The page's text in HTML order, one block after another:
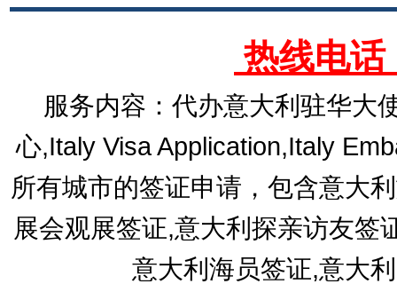
热线电话
服务内容：代办意大利驻华大
心,Italy Visa Application,Italy
所有城市的签证申请，包含意大
展会观展签证,意大利探亲访友签
意大利海员签证,意大